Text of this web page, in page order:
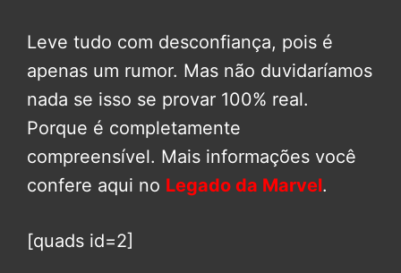
Leve tudo com desconfiança, pois é
apenas um rumor. Mas não duvidaríamos
nada se isso se provar 100% real.
Porque é completamente
compreensível. Mais informações você
confere aqui no Legado da Marvel.
[quads id=2]